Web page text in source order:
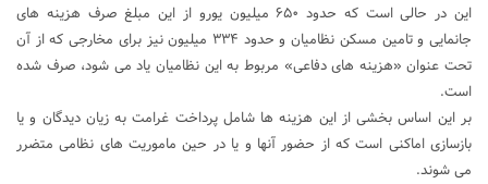
این در حالی است که حدود ۶۵۰ میلیون یورو از این مبلغ صرف هزینه های
جانمایی و تامین مسکن نظامیان و حدود ۳۳۴ میلیون نیز برای مخارجی که از آن
تحت عنوان «هزینه های دفاعی» مربوط به این نظامیان یاد می شود، صرف شده
است.
بر این اساس بخشی از این هزینه ها شامل پرداخت غرامت به زیان دیدگان و یا
بازسازی اماکنی است که از حضور آنها و یا در حین ماموریت های نظامی متضرر
می شوند.